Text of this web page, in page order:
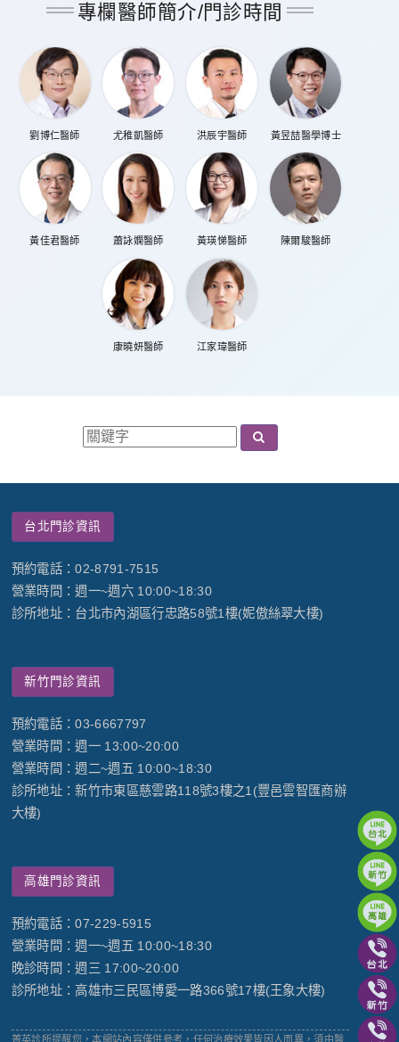
專欄醫師簡介/門診時間
劉博仁醫師 尤稚凱醫師 洪辰宇醫師 黃昱喆醫學博士
黃佳君醫師 蕭詠嫻醫師 黃瑛悌醫師 陳爾駿醫師
康曉妍醫師 江家瑋醫師
台北門診資訊
預約電話：02-8791-7515
營業時間：週一~週六 10:00~18:30
診所地址：台北市內湖區行忠路58號1樓(妮傲絲翠大樓)
新竹門診資訊
預約電話：03-6667797
營業時間：週一 13:00~20:00
營業時間：週二~週五 10:00~18:30
診所地址：新竹市東區慈雲路118號3樓之1(豐邑雲智匯商辦
大樓)
高雄門診資訊
預約電話：07-229-5915
營業時間：週一~週五 10:00~18:30
晚診時間：週三 17:00~20:00
診所地址：高雄市三民區博愛一路366號17樓(王象大樓)
菁英診所提醒您，本網站內容僅供參考，任何治療效果皆因人而異，須由醫